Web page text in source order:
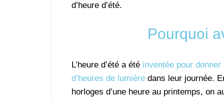
d’heure d’été.
Pourquoi
L’heure d’été a été inventée pour
d’heures de lumière dans leur journée.
horloges d’une heure au printemps, on